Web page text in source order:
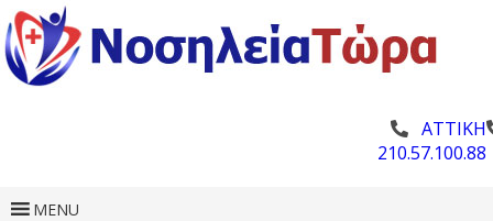
ΑΤΤΙΚΗ
210.57.100.88
MENU